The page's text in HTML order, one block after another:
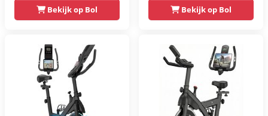
Trainingsprogramma's
- Hartslagsensoren
Bekijk op Bol
Weerstandsniveaus
- Tablethouder
voor Bluetooth
Kinomap & Zwift -
Fiets Lage Instap,
Ergonomisch & Stil
- Hometrainers
Bekijk op Bol